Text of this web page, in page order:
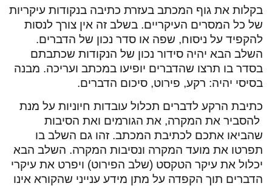
בקלות את גוף המכתב בעזרת כתיבה בנקודות עיקריות
של כל המסרים העיקריים. בשלב זה אין צורך לנסות
להקפיד על ניסוח, שפה או סדר נכון של הדברים.
השלב הבא יהיה סידור נכון של הנקודות שכתבתם
בסדר בו תרצו שהדברים יופיעו במכתב ועריכה. מבנה
בסיסי יהיה: רקע, פירוט, סיכום הדברים.
כתיבת הרקע לדברים תכלול עובדות חיוניות על מנת
להסביר את המקרה, את הגורמים ואת הסיבות
שהביאו אתכם לכתיבת המכתב. זהו גם השלב בו
תפרטו את מועד המקרה ונסיבות המקרה. השלב הבא
יכלול את עיקר הטקסט (שלב הפירוט) ויפרט את עיקרי
הדברים תוך הקפדה על מתן מידע ענייני שהקורא אינו